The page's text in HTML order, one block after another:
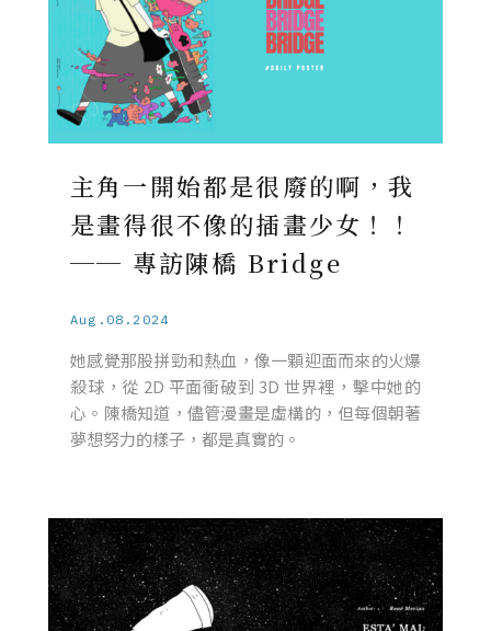
主角一開始都是很廢的啊，我
是畫得很不像的插畫少女！！
── 專訪陳橋 Bridge
Aug.08.2024
她感覺那股拼勁和熱血，像一顆迎面而來的火爆
殺球，從 2D 平面衝破到 3D 世界裡，擊中她的
心。陳橋知道，儘管漫畫是虛構的，但每個朝著
夢想努力的樣子，都是真實的。